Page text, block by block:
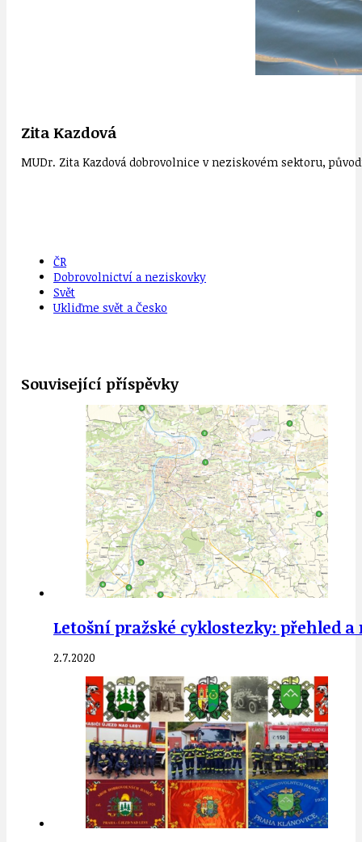
Zita Kazdová
MUDr. Zita Kazdová dobrovolnice v neziskovém sektoru,
ČR
Dobrovolnictví a neziskovky
Svět
Ukliďme svět a Česko
Související příspěvky
Letošní pražské cyklostezky: přehled a
2.7.2020